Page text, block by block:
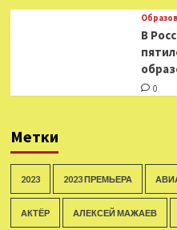
В
0
Метки
2023 2023 ПРЕМЬЕРА
АКТЁР АЛЕКСЕЙ МАЖАЕВ